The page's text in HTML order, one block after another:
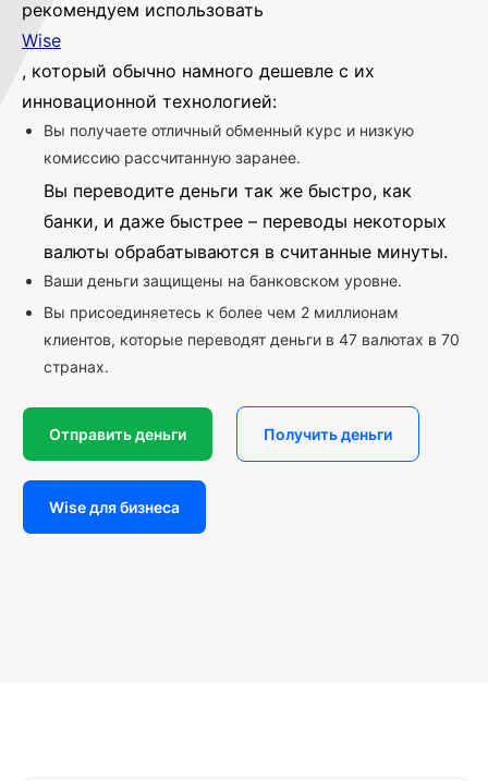
рекомендуем использовать
Wise
, который обычно намного дешевле с их
инновационной технологией:
Вы получаете отличный обменный курс и низкую
комиссию рассчитанную заранее.
Вы переводите деньги так же быстро, как
банки, и даже быстрее – переводы некоторых
валюты обрабатываются в считанные минуты.
Ваши деньги защищены на банковском уровне.
Вы присоединяетесь к более чем 2 миллионам
клиентов, которые переводят деньги в 47 валютах в 70
странах.
Отправить деньги Получить деньги
Wise для бизнеса